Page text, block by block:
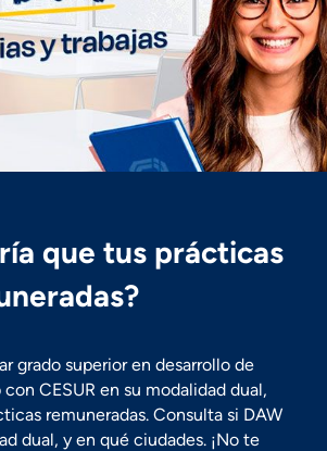
que tus prácticas
grado superior en desarrollo de
CESUR en su modalidad dual,
remuneradas. Consulta si DAW
dual, y en qué ciudades. ¡No te